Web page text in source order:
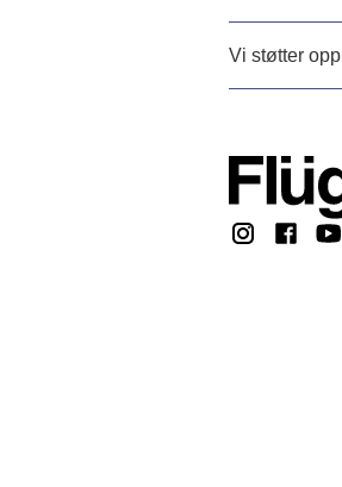
Vi støtter opp